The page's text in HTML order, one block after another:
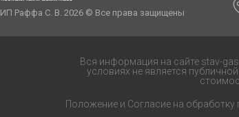
ИП Раффа С. В. 2026 © Все права защищены
Вся информация на сайте stav-
условиях не является
Положение и Согласие на